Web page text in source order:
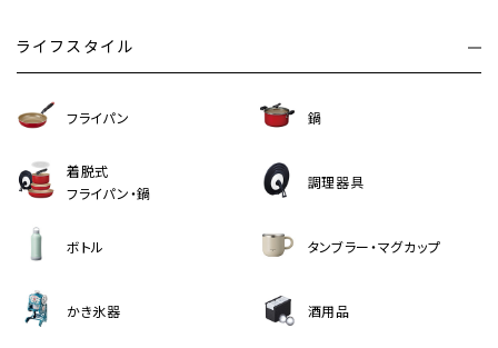
ライフスタイル
フライパン 鍋
着脱式
フライパン・鍋
調理器具
ボトル タンブラー・マグカップ
かき氷器 酒用品